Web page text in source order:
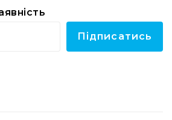
Аксесуари
та
комплектуючіПідписатись